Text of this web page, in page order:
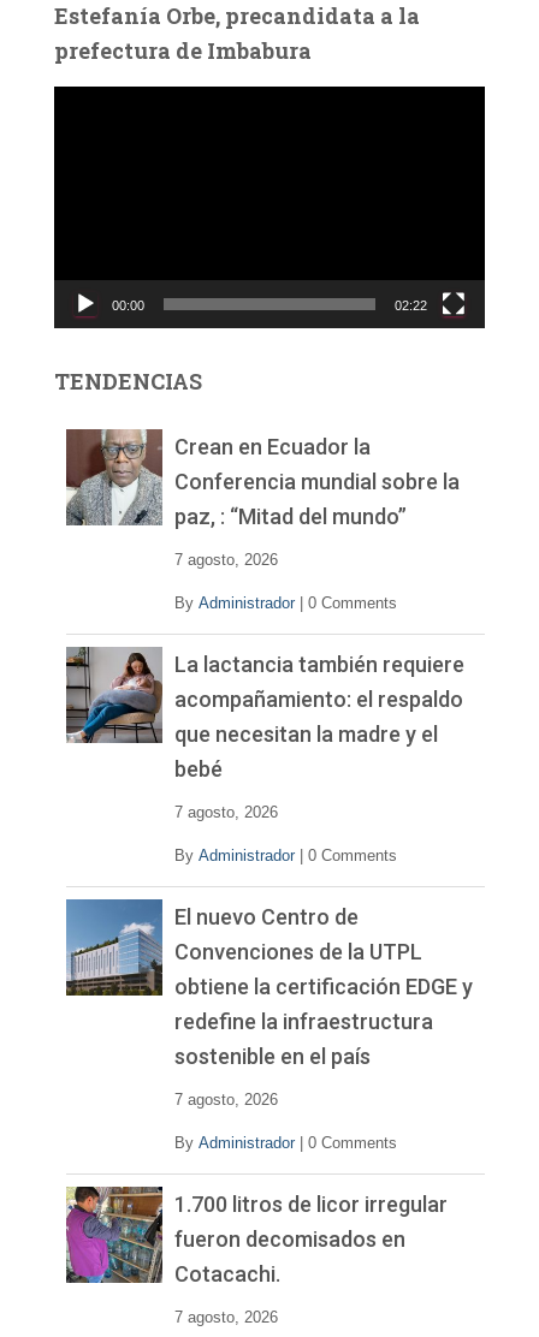
Estefanía Orbe, precandidata a la
prefectura de Imbabura
c
d
00:00 02:22
TENDENCIAS
Crean en Ecuador la
Conferencia mundial sobre la
paz, : “Mitad del mundo”
7 agosto, 2026
By Administrador 0 Comments
La lactancia también requiere
acompañamiento: el respaldo
que necesitan la madre y el
bebé
7 agosto, 2026
By Administrador 0 Comments
El nuevo Centro de
Convenciones de la UTPL
obtiene la certificación EDGE y
redefine la infraestructura
sostenible en el país
7 agosto, 2026
By Administrador 0 Comments
1.700 litros de licor irregular
fueron decomisados en
Cotacachi.
7 agosto, 2026